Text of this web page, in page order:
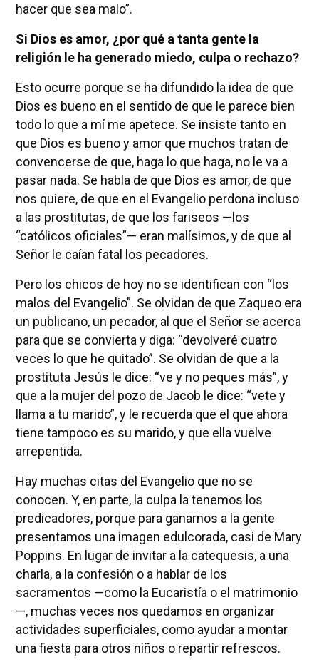
hacer que sea malo”.
Si Dios es amor, ¿por qué a tanta gente la
religión le ha generado miedo, culpa o rechazo?
Esto ocurre porque se ha difundido la idea de que
Dios es bueno en el sentido de que le parece bien
todo lo que a mí me apetece. Se insiste tanto en
que Dios es bueno y amor que muchos tratan de
convencerse de que, haga lo que haga, no le va a
pasar nada. Se habla de que Dios es amor, de que
nos quiere, de que en el Evangelio perdona incluso
a las prostitutas, de que los fariseos —los
“católicos oficiales”— eran malísimos, y de que al
Señor le caían fatal los pecadores.
Pero los chicos de hoy no se identifican con “los
malos del Evangelio”. Se olvidan de que Zaqueo era
un publicano, un pecador, al que el Señor se acerca
para que se convierta y diga: “devolveré cuatro
veces lo que he quitado”. Se olvidan de que a la
prostituta Jesús le dice: “ve y no peques más”, y
que a la mujer del pozo de Jacob le dice: “vete y
llama a tu marido”, y le recuerda que el que ahora
tiene tampoco es su marido, y que ella vuelve
arrepentida.
Hay muchas citas del Evangelio que no se
conocen. Y, en parte, la culpa la tenemos los
predicadores, porque para ganarnos a la gente
presentamos una imagen edulcorada, casi de Mary
Poppins. En lugar de invitar a la catequesis, a una
charla, a la confesión o a hablar de los
sacramentos —como la Eucaristía o el matrimonio
—, muchas veces nos quedamos en organizar
actividades superficiales, como ayudar a montar
una fiesta para otros niños o repartir refrescos.